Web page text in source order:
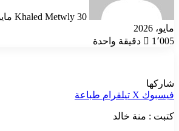
Khaled Metwly 30 مايو، 2026
مايو، 2026
1٬005
دقيقة واحدة
شاركها
فيسبوك ‫X تيلقرام طباعة
كتبت : منة خالد